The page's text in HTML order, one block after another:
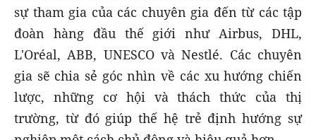
sự tham gia của các chuyên gia đến từ các tập
đoàn hàng đầu thế giới như Airbus, DHL,
L'Oréal, ABB, UNESCO và Nestlé. Các chuyên
gia sẽ chia sẻ góc nhìn về các xu hướng chiến
lược, những cơ hội và thách thức của thị
trường, từ đó giúp thế hệ trẻ định hướng sự